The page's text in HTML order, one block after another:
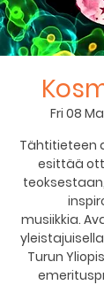
Fri 08
Tähtitieteen
esittää
musiikkia.
Turun